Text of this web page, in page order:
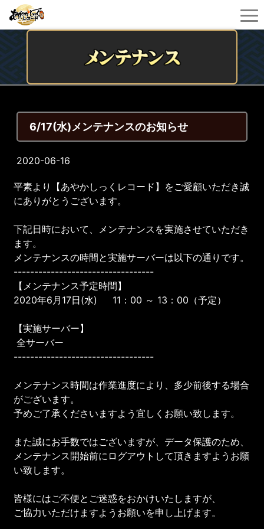
6/17(水)メンテナンスのお知らせ
2020-06-16
平素より【あやかしっくレコード】をご愛顧いただき誠
にありがとうございます。
下記日時において、メンテナンスを実施させていただき
ます。
メンテナンスの時間と実施サーバーは以下の通りです。
----------------------------------
【メンテナンス予定時間】
2020年6月17日(水) 11：00 ～ 13：00（予定）
【実施サーバー】
全サーバー
----------------------------------
メンテナンス時間は作業進度により、多少前後する場合
がございます。
予めご了承くださいますよう宜しくお願い致します。
また誠にお手数ではございますが、データ保護のため、
メンテナンス開始前にログアウトして頂きますようお願
い致します。
皆様にはご不便とご迷惑をおかけいたしますが、
ご協力いただけますようお願いを申し上げます。